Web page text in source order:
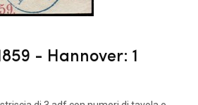
- Hannover: 1